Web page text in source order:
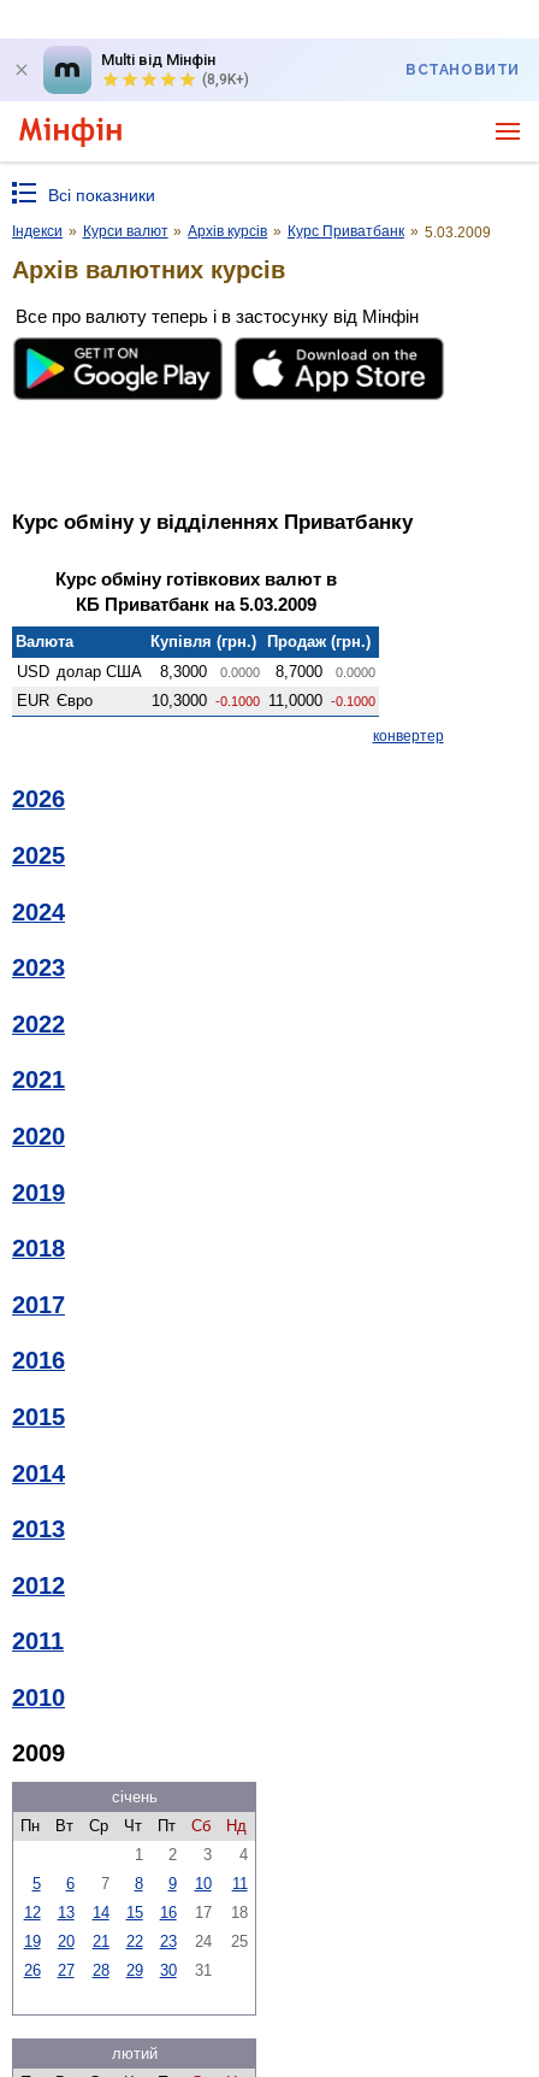
Multi від Мінфін
(8,9K+)
ВСТАНОВИТИ
Всі показники
Індекси » Курси валют » Архів курсів » Курс Приватбанк » 5.03.2009
Архів валютних курсів
Все про валюту теперь і в застосунку від Мінфін
Курс обміну у відділеннях Приватбанку
Курс обміну готівкових валют в
КБ Приватбанк на 5.03.2009
Валюта Купівля (грн.)
Продаж (грн.)
USD долар США 8,3000 0.0000 8,7000 0.0000
EUR Євро 10,3000 -0.1000 11,0000 -0.1000
конвертер
2026
2025
2024
2023
2022
2021
2020
2019
2018
2017
2016
2015
2014
2013
2012
2011
2010
2009
січень
Пн
Вт Ср Чт Пт Сб
Нд
1
2 3
4
5
6 7 8 9 10
11
12
13 14 15 16 17
18
19
20 21 22 23 24
25
26
27 28 29 30 31
лютий